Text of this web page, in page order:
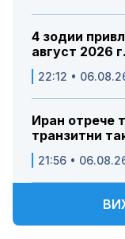
4 зодии
август 2026 г.
22:12 •
Иран отрече
транзитни
21:56 •